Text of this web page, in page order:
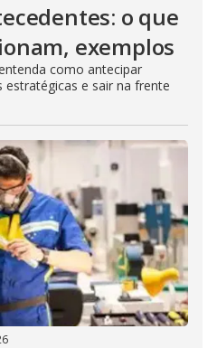
o que
exemplos
como antecipar
e sair na frente